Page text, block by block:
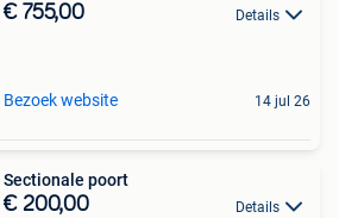
€ 755,00 Details
Bezoek website 14 jul 26
Sectionale poort
€ 200,00 Details